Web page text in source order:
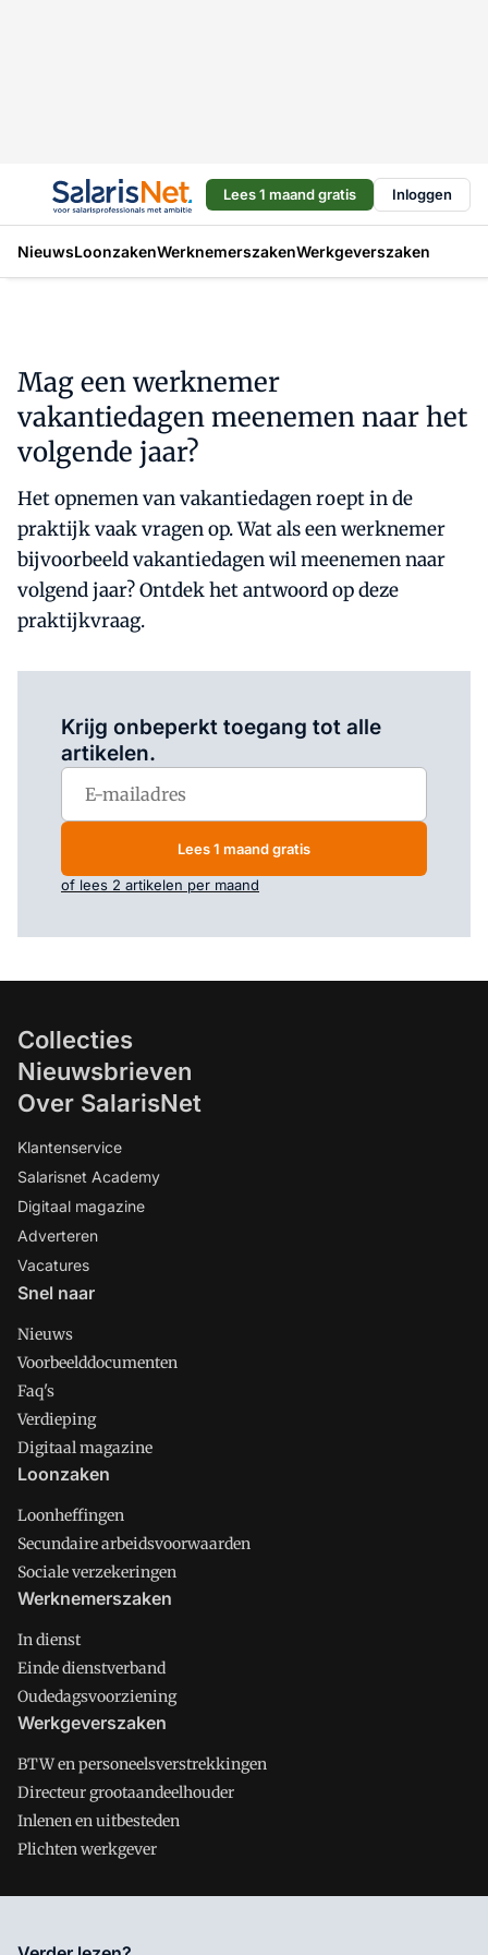
Lees 1 maand gratis Inloggen
NieuwsLoonzakenWerknemerszakenWerkgeverszaken
Mag een werknemer
vakantiedagen meenemen naar het
volgende jaar?
Het opnemen van vakantiedagen roept in de
praktijk vaak vragen op. Wat als een werknemer
bijvoorbeeld vakantiedagen wil meenemen naar
volgend jaar? Ontdek het antwoord op deze
praktijkvraag.
Krijg onbeperkt toegang tot alle
artikelen.
Lees 1 maand gratis
of lees 2 artikelen per maand
Collecties
Nieuwsbrieven
Over SalarisNet
Klantenservice
Salarisnet Academy
Digitaal magazine
Adverteren
Vacatures
Snel naar
Nieuws
Voorbeelddocumenten
Faq's
Verdieping
Digitaal magazine
Loonzaken
Loonheffingen
Secundaire arbeidsvoorwaarden
Sociale verzekeringen
Werknemerszaken
In dienst
Einde dienstverband
Oudedagsvoorziening
Werkgeverszaken
BTW en personeelsverstrekkingen
Directeur grootaandeelhouder
Inlenen en uitbesteden
Plichten werkgever
Salarisnet is onderdeel van VMN media. Lees in